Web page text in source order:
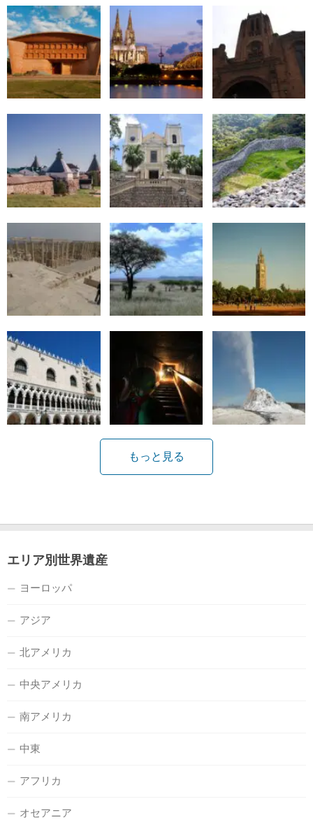
もっと見る
エリア別世界遺産
ヨーロッパ
アジア
北アメリカ
中央アメリカ
南アメリカ
中東
アフリカ
オセアニア